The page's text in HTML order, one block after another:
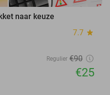
naar keuze
7.7 star
Regulier €90
€25